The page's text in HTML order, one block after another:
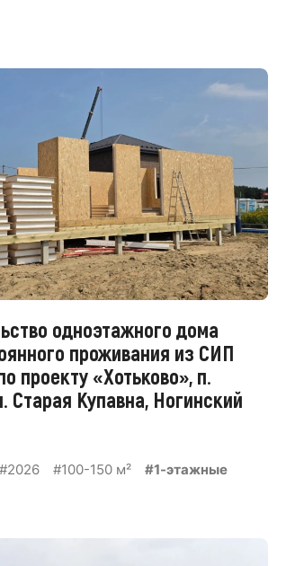
одноэтажного дома
проживания из СИП
проекту «Хотьково», п.
Старая Купавна, Ногинский
#2026 #100-150 м² #1-этажные